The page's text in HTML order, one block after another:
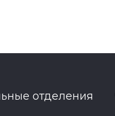
отделения